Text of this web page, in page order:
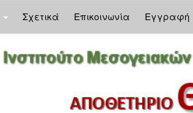
Σχετικά Επικοινωνία Εγγραφή